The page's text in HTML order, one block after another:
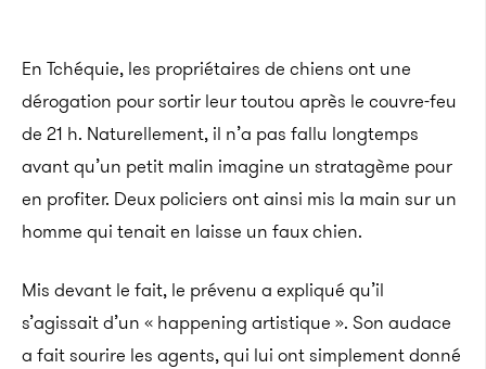
En Tchéquie, les propriétaires de chiens ont une
dérogation pour sortir leur toutou après le couvre-feu
de 21 h. Naturellement, il n’a pas fallu longtemps
avant qu’un petit malin imagine un stratagème pour
en profiter. Deux policiers ont ainsi mis la main sur un
homme qui tenait en laisse un faux chien.
Mis devant le fait, le prévenu a expliqué qu’il
s’agissait d’un « happening artistique ». Son audace
a fait sourire les agents, qui lui ont simplement donné